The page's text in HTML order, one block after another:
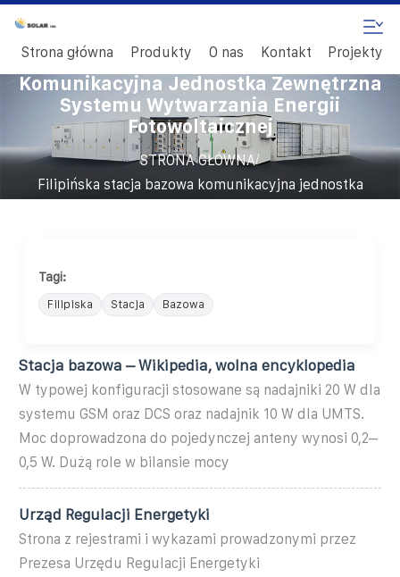
Strona główna Produkty O nas Kontakt Projekty
Filipińska Stacja Bazowa
Komunikacyjna Jednostka Zewnętrzna
Systemu Wytwarzania Energii
Fotowoltaicznej
STRONA GŁÓWNA/
Filipińska stacja bazowa komunikacyjna jednostka
Tagi:
Filipiska Stacja Bazowa
Stacja bazowa – Wikipedia, wolna encyklopedia
W typowej konfiguracji stosowane są nadajniki 20 W dla
systemu GSM oraz DCS oraz nadajnik 10 W dla UMTS.
Moc doprowadzona do pojedynczej anteny wynosi 0,2–
0,5 W. Dużą role w bilansie mocy
Urząd Regulacji Energetyki
Strona z rejestrami i wykazami prowadzonymi przez
Prezesa Urzędu Regulacji Energetyki